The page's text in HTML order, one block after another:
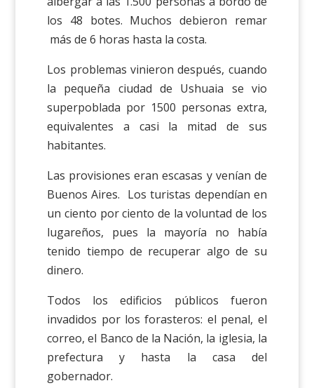
los 48 botes. Muchos debieron remar
más de 6 horas hasta la costa.
Los problemas vinieron después, cuando
la pequeña ciudad de Ushuaia se vio
superpoblada por 1500 personas extra,
equivalentes a casi la mitad de sus
habitantes.
Las provisiones eran escasas y venían de
Buenos Aires. Los turistas dependían en
un ciento por ciento de la voluntad de los
lugareños, pues la mayoría no había
tenido tiempo de recuperar algo de su
dinero.
Todos los edificios públicos fueron
invadidos por los forasteros: el penal, el
correo, el Banco de la Nación, la iglesia, la
prefectura y hasta la casa del
gobernador.